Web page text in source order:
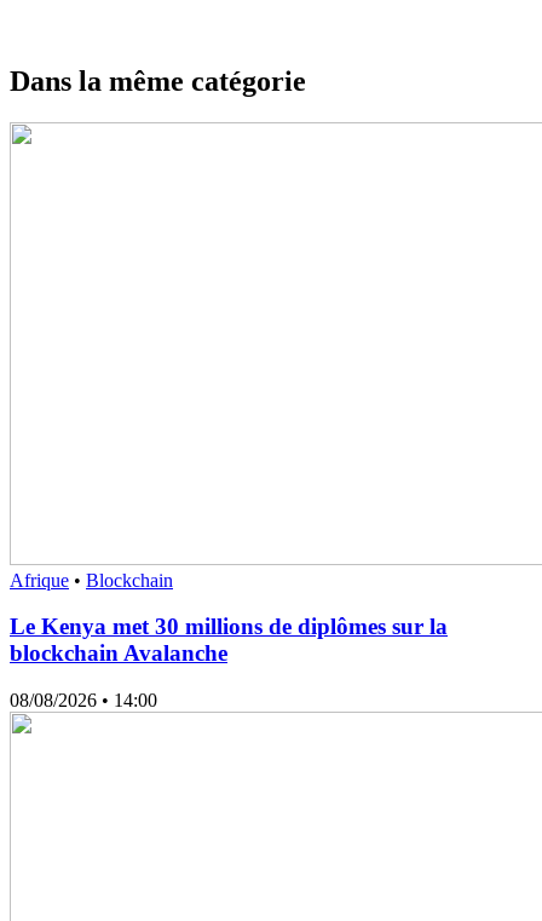
Dans la même catégorie
Afrique • Blockchain
Le Kenya met 30 millions de diplômes sur la
blockchain Avalanche
08/08/2026 • 14:00